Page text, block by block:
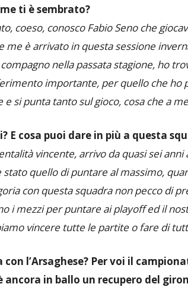
ti è sembrato?
coeso, conosco Fabio Seno che
me è arrivato in questa sessione
nella passata stagione, ho
importante, per quello che ho
e si punta tanto sul gioco, cosa che a
E cosa puoi dare in più a questa
vincente, arrivo da quasi sei anni
stato quello di puntare al massimo,
con questa squadra non pecco di
i mezzi per puntare ai playoff ed il
vincere tutte le partite o fare di
l’Arsaghese? Per voi il
ancora in ballo un recupero del